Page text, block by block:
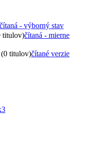
čítaná - výborný stav
titulov)čítaná - mierne
(0 titulov)čítané verzie
3